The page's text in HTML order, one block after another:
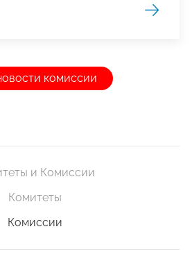
комиссии
и Комиссии
Комитеты
Комиссии